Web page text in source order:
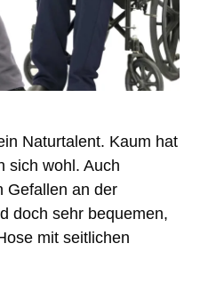
Naturtalent. Kaum hat
sich wohl. Auch
Gefallen an der
doch sehr bequemen,
mit seitlichen